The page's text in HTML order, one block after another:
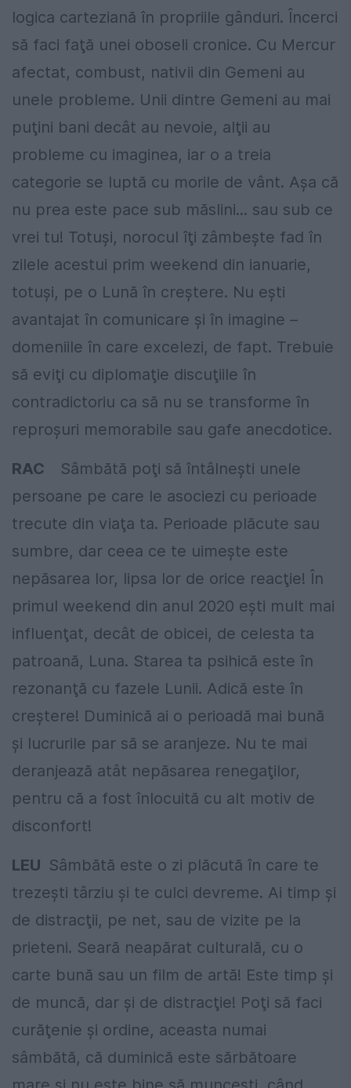
logica carteziană în propriile gânduri. Încerci
să faci faţă unei oboseli cronice. Cu Mercur
afectat, combust, nativii din Gemeni au
unele probleme. Unii dintre Gemeni au mai
puţini bani decât au nevoie, alţii au
probleme cu imaginea, iar o a treia
categorie se luptă cu morile de vânt. Aşa că
nu prea este pace sub măslini... sau sub ce
vrei tu! Totuşi, norocul îţi zâmbeşte fad în
zilele acestui prim weekend din ianuarie,
totuşi, pe o Lună în creştere. Nu eşti
avantajat în comunicare şi în imagine –
domeniile în care excelezi, de fapt. Trebuie
să eviţi cu diplomaţie discuţiile în
contradictoriu ca să nu se transforme în
reproşuri memorabile sau gafe anecdotice.
RAC Sâmbătă poţi să întâlneşti unele
persoane pe care le asociezi cu perioade
trecute din viaţa ta. Perioade plăcute sau
sumbre, dar ceea ce te uimeşte este
nepăsarea lor, lipsa lor de orice reacţie! În
primul weekend din anul 2020 eşti mult mai
influenţat, decât de obicei, de celesta ta
patroană, Luna. Starea ta psihică este în
rezonanţă cu fazele Lunii. Adică este în
creştere! Duminică ai o perioadă mai bună
şi lucrurile par să se aranjeze. Nu te mai
deranjează atât nepăsarea renegaţilor,
pentru că a fost înlocuită cu alt motiv de
disconfort!
LEU Sâmbătă este o zi plăcută în care te
trezeşti târziu şi te culci devreme. Ai timp şi
de distracţii, pe net, sau de vizite pe la
prieteni. Seară neapărat culturală, cu o
carte bună sau un film de artă! Este timp şi
de muncă, dar şi de distracţie! Poţi să faci
curăţenie şi ordine, aceasta numai
sâmbătă, că duminică este sărbătoare